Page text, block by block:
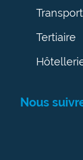
Transport
Tertiaire
Nous